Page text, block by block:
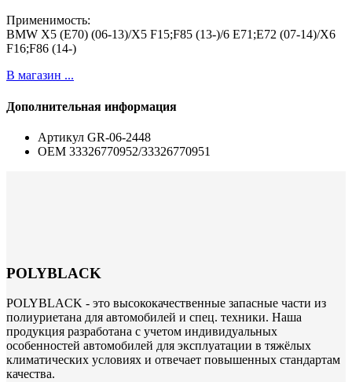
Применимость:
BMW X5 (E70) (06-13)/X5 F15;F85 (13-)/6 E71;E72 (07-14)/X6
F16;F86 (14-)
В магазин ...
Дополнительная информация
Артикул GR-06-2448
ОЕМ 33326770952/33326770951
POLYBLACK
POLYBLACK - это высококачественные запасные части из
полиуриетана для автомобилей и спец. техники. Наша
продукция разработана с учетом индивидуальных
особенностей автомобилей для эксплуатации в тяжёлых
климатических условиях и отвечает повышенных стандартам
качества.